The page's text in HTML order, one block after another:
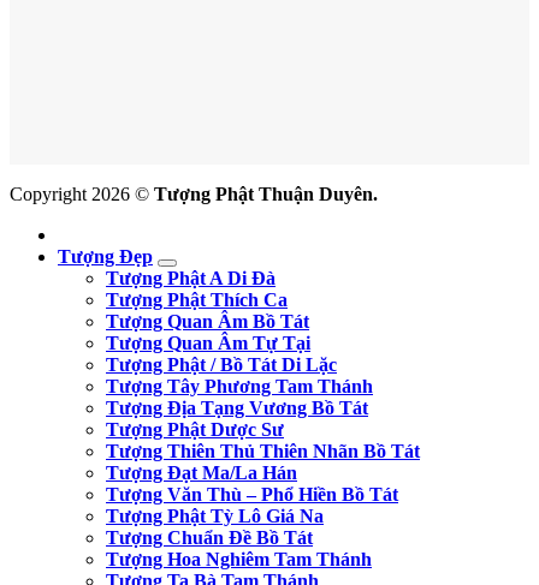
Copyright 2026 © Tượng Phật Thuận Duyên.
Tượng Đẹp
Tượng Phật A Di Đà
Tượng Phật Thích Ca
Tượng Quan Âm Bồ Tát
Tượng Quan Âm Tự Tại
Tượng Phật / Bồ Tát Di Lặc
Tượng Tây Phương Tam Thánh
Tượng Địa Tạng Vương Bồ Tát
Tượng Phật Dược Sư
Tượng Thiên Thủ Thiên Nhãn Bồ Tát
Tượng Đạt Ma/La Hán
Tượng Văn Thù – Phổ Hiền Bồ Tát
Tượng Phật Tỳ Lô Giá Na
Tượng Chuẩn Đề Bồ Tát
Tượng Hoa Nghiêm Tam Thánh
Tượng Ta Bà Tam Thánh